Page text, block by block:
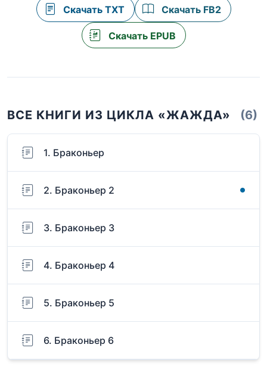
Скачать TXT Скачать FB2
Скачать EPUB
ВСЕ КНИГИ ИЗ ЦИКЛА «ЖАЖДА» (6)
1. Браконьер
2. Браконьер 2
3. Браконьер 3
4. Браконьер 4
5. Браконьер 5
6. Браконьер 6